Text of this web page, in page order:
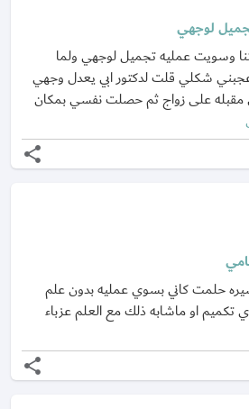
لوجهي
وسويت عمليه تجميل لوجهي ولما
شكلي قلت لدكتور ابي يعدل وجهي
مقبله على زواج ثم حصلت نفسي بمكان
share
حلمت كاني بسوي عمليه بدون علم
تكميم او ماشابه ذلك مع العلم عزباء
share